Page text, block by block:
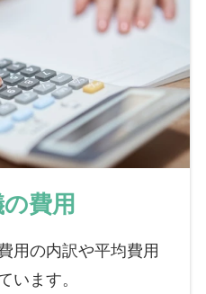
費用
用の内訳や平均費用
います。